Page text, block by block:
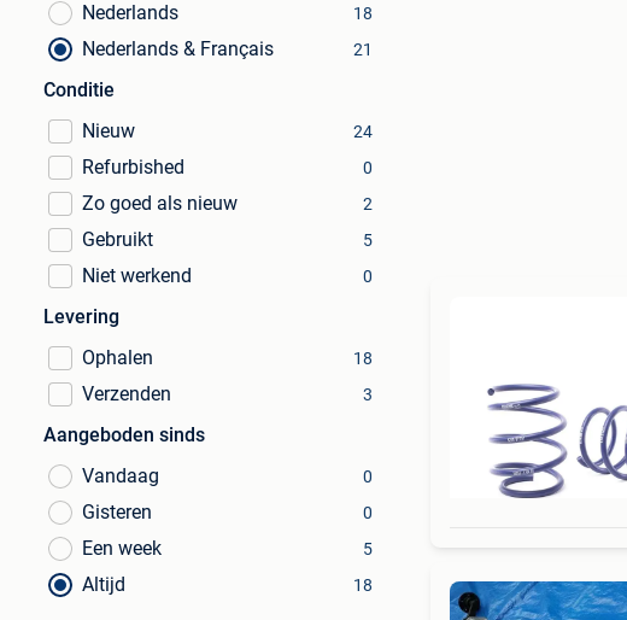
Nederlands 18
Nederlands & Français 21
Conditie
Nieuw
24
Refurbished 0
Zo goed als nieuw 2
Gebruikt 5
Niet werkend 0
Levering
Ophalen
18
Verzenden 3
Aangeboden sinds
Vandaag
0
Gisteren 0
Een week 5
Altijd 18